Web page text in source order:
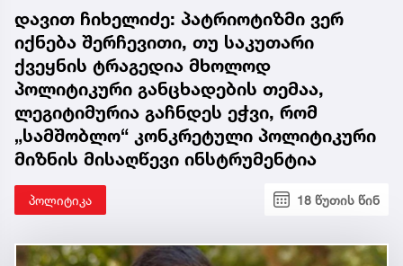
დავით ჩიხელიძე: პატრიოტიზმი ვერ
იქნება შერჩევითი, თუ საკუთარი
ქვეყნის ტრაგედია მხოლოდ
პოლიტიკური განცხადების თემაა,
ლეგიტიმურია გაჩნდეს ეჭვი, რომ
„სამშობლო“ კონკრეტული პოლიტიკური
მიზნის მისაღწევი ინსტრუმენტია
პოლიტიკა 18 წუთის წინ